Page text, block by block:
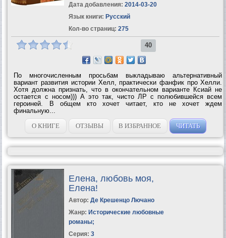
Дата добавления: 2014-03-20
Язык книги: Русский
Кол-во страниц: 275
40
По многочисленным просьбам выкладываю альтернативный
вариант развития истории Хелл, практически фанфик про Хелли.
Хотя должна признать, что в окончательном варианте Ксиай не
остается с носом))) А это так, чисто ЛР с полюбившейся всем
героиней. В общем кто хочет читает, кто не хочет ждем
финальную...
О КНИГЕ
ОТЗЫВЫ В ИЗБРАННОЕ ЧИТАТЬ
Елена, любовь моя,
Елена!
Автор: Де Крешенцо Лючано
Жанр: Исторические любовные
романы;
Серия: 3